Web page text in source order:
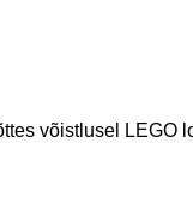
võistlusel LEGO